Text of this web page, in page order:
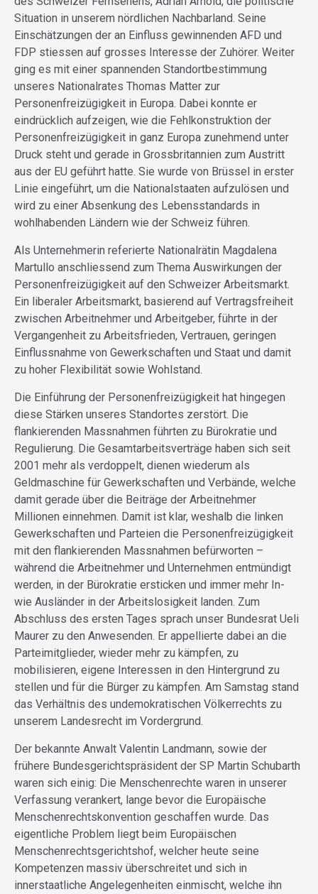
Situation in unserem nördlichen Nachbarland. Seine
Einschätzungen der an Einfluss gewinnenden AFD und
FDP stiessen auf grosses Interesse der Zuhörer. Weiter
ging es mit einer spannenden Standortbestimmung
unseres Nationalrates Thomas Matter zur
Personenfreizügigkeit in Europa. Dabei konnte er
eindrücklich aufzeigen, wie die Fehlkonstruktion der
Personenfreizügigkeit in ganz Europa zunehmend unter
Druck steht und gerade in Grossbritannien zum Austritt
aus der EU geführt hatte. Sie wurde von Brüssel in erster
Linie eingeführt, um die Nationalstaaten aufzulösen und
wird zu einer Absenkung des Lebensstandards in
wohlhabenden Ländern wie der Schweiz führen.
Als Unternehmerin referierte Nationalrätin Magdalena
Martullo anschliessend zum Thema Auswirkungen der
Personenfreizügigkeit auf den Schweizer Arbeitsmarkt.
Ein liberaler Arbeitsmarkt, basierend auf Vertragsfreiheit
zwischen Arbeitnehmer und Arbeitgeber, führte in der
Vergangenheit zu Arbeitsfrieden, Vertrauen, geringen
Einflussnahme von Gewerkschaften und Staat und damit
zu hoher Flexibilität sowie Wohlstand.
Die Einführung der Personenfreizügigkeit hat hingegen
diese Stärken unseres Standortes zerstört. Die
flankierenden Massnahmen führten zu Bürokratie und
Regulierung. Die Gesamtarbeitsverträge haben sich seit
2001 mehr als verdoppelt, dienen wiederum als
Geldmaschine für Gewerkschaften und Verbände, welche
damit gerade über die Beiträge der Arbeitnehmer
Millionen einnehmen. Damit ist klar, weshalb die linken
Gewerkschaften und Parteien die Personenfreizügigkeit
mit den flankierenden Massnahmen befürworten –
während die Arbeitnehmer und Unternehmen entmündigt
werden, in der Bürokratie ersticken und immer mehr In-
wie Ausländer in der Arbeitslosigkeit landen. Zum
Abschluss des ersten Tages sprach unser Bundesrat Ueli
Maurer zu den Anwesenden. Er appellierte dabei an die
Parteimitglieder, wieder mehr zu kämpfen, zu
mobilisieren, eigene Interessen in den Hintergrund zu
stellen und für die Bürger zu kämpfen. Am Samstag stand
das Verhältnis des undemokratischen Völkerrechts zu
unserem Landesrecht im Vordergrund.
Der bekannte Anwalt Valentin Landmann, sowie der
frühere Bundesgerichtspräsident der SP Martin Schubarth
waren sich einig: Die Menschenrechte waren in unserer
Verfassung verankert, lange bevor die Europäische
Menschenrechtskonvention geschaffen wurde. Das
eigentliche Problem liegt beim Europäischen
Menschenrechtsgerichtshof, welcher heute seine
Kompetenzen massiv überschreitet und sich in
innerstaatliche Angelegenheiten einmischt, welche ihn